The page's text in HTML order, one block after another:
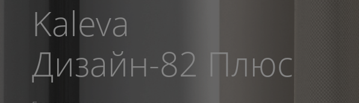
Kaleva
Дизайн-82 Плюс